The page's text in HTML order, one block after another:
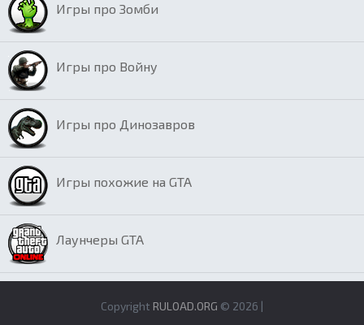
Игры про Зомби
Игры про Войну
Игры про Динозавров
Игры похожие на GTA
Лаунчеры GTA
Copyright RULOAD.ORG © 2026 |